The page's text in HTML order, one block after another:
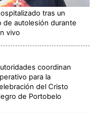
tras un
de autolesión durante
vivo
coordinan
para la
del Cristo
de Portobelo